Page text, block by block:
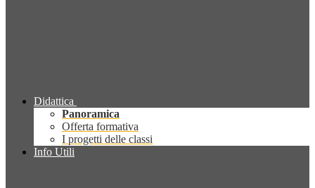
Didattica
Panoramica
Offerta formativa
I progetti delle classi
Info Utili